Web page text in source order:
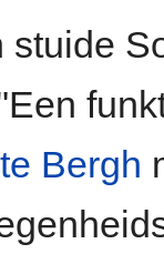
stuide
Bergh